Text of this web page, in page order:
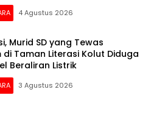
4 Agustus 2026
Murid SD yang Tewas
di Taman Literasi Kolut Diduga
Beraliran Listrik
3 Agustus 2026